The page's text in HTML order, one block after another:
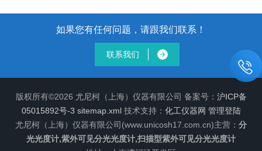
如果您有任何问题，请跟我们联系！
联系我们
版权所有©2026 尤尼柯（上海）仪器有限公司 备案号： 沪ICP备
05015892号-3 sitemap.xml技术支持： 化工仪器网 管理登陆
尤尼柯（上海）仪器有限公司(www.unicosh17.com.cn)主营： 分
光光度计,紫外可见分光光度计,扫描型紫外可见分光光度计